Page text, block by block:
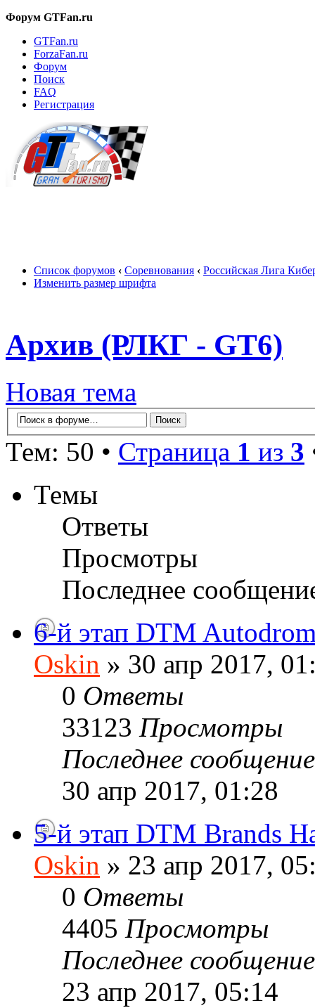
Форум GTFan.ru
GTFan.ru
ForzaFan.ru
Форум
Поиск
FAQ
Регистрация
Список форумов ‹ Соревнования ‹ Российская Лига
Изменить размер шрифта
Архив (РЛКГ - GT6)
Новая тема
Тем: 50 • Страница 1 из 3
Темы
Ответы
Просмотры
Последнее
6-й этап DTM
Oskin » 30 апр 2017,
0 Ответы
33123 Просмотры
Последнее
30 апр 2017, 01:28
5-й этап DTM Brands
Oskin » 23 апр 2017,
0 Ответы
4405 Просмотры
Последнее
23 апр 2017, 05:14